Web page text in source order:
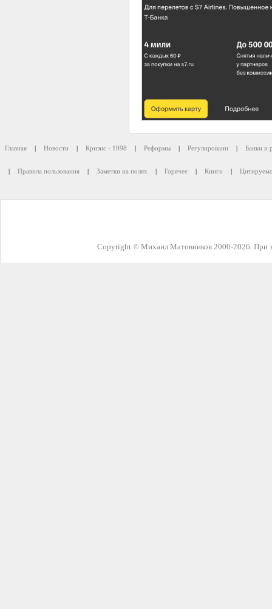
Главная | Новости | Кризис - 1998 | Реформы | Регулировани | Банки и
| Правила пользования | Заметки на полях | Горячее | Книги |
Copyright © Михаил Матовников 2000-2026. При